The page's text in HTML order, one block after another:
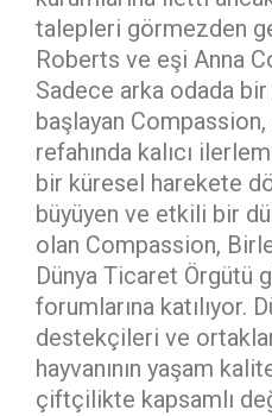
talepleri görmezden
Roberts ve eşi Anna
Sadece arka odada
başlayan Compassion,
refahında kalıcı
bir küresel harekete
büyüyen ve etkili bir
olan Compassion,
Dünya Ticaret Örgütü
forumlarına katılıyor.
destekçileri ve
hayvanının yaşam
çiftçilikte kapsamlı